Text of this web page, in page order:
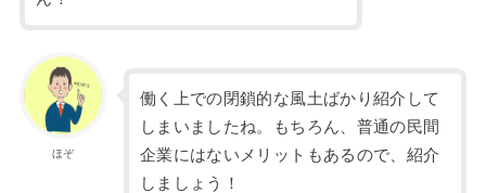
ほぞ
働く上での閉鎖的な風土ばかり紹介して
しまいましたね。もちろん、普通の民間
企業にはないメリットもあるので、紹介
しましょう！